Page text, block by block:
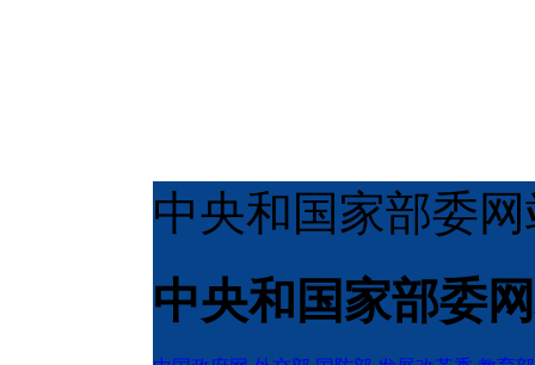
中央和国家部委
中央和国家部委